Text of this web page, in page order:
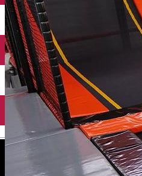
English